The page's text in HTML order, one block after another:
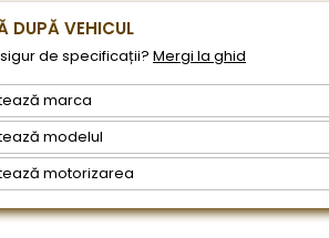
DUPĂ VEHICUL
de specificații? Mergi la ghid